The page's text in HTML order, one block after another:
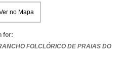
no Mapa
for:
FOLCLÓRICO DE PRAIAS DO